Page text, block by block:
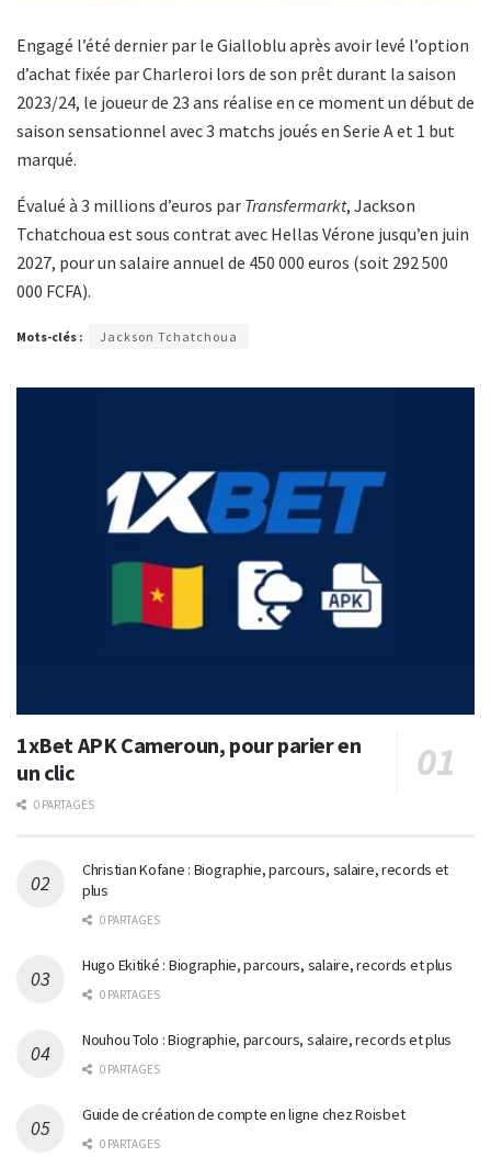
Engagé l’été dernier par le Gialloblu après avoir levé l’option
d’achat fixée par Charleroi lors de son prêt durant la saison
2023/24, le joueur de 23 ans réalise en ce moment un début de
saison sensationnel avec 3 matchs joués en Serie A et 1 but
marqué.
Évalué à 3 millions d’euros par Transfermarkt, Jackson
Tchatchoua est sous contrat avec Hellas Vérone jusqu’en juin
2027, pour un salaire annuel de 450 000 euros (soit 292 500
000 FCFA).
Mots-clés : Jackson Tchatchoua
1xBet APK Cameroun, pour parier en
un clic
0 PARTAGES
Christian Kofane : Biographie, parcours, salaire, records et
plus
0 PARTAGES
Hugo Ekitiké : Biographie, parcours, salaire, records et plus
0 PARTAGES
Nouhou Tolo : Biographie, parcours, salaire, records et plus
0 PARTAGES
Guide de création de compte en ligne chez Roisbet
0 PARTAGES